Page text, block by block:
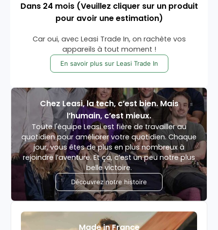
Dans 24 mois (Veuillez cliquer sur un produit
pour avoir une estimation)
Car oui, avec Leasi Trade In, on rachète vos
appareils à tout moment !
En savoir plus sur Leasi Trade In
Chez Leasi, la tech, c’est bien. Mais
l’humain, c’est mieux.
Toute l'équipe Leasi est fière de travailler au
quotidien pour améliorer votre quotidien. Chaque
jour, vous êtes de plus en plus nombreux à
rejoindre l’aventure. Et ça, c’est un peu notre plus
belle victoire.
Découvrez notre histoire
Made in France